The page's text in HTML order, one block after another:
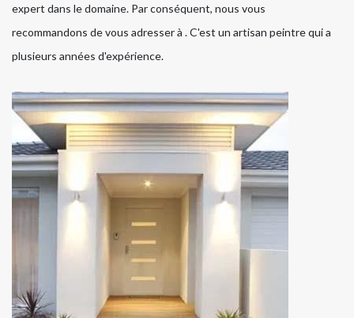
expert dans le domaine. Par conséquent, nous vous
recommandons de vous adresser à . C'est un artisan peintre qui a
plusieurs années d'expérience.